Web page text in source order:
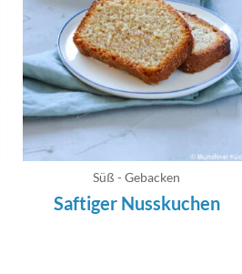
Süß - Gebacken
Saftiger Nusskuchen